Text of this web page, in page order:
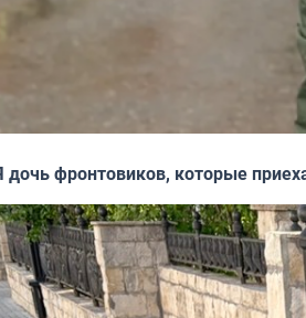
дочь фронтовиков, которые